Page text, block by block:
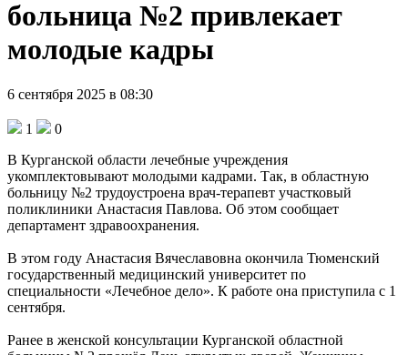
больница №2 привлекает
молодые кадры
6 сентября 2025 в 08:30
1
0
В Курганской области лечебные учреждения
укомплектовывают молодыми кадрами. Так, в областную
больницу №2 трудоустроена врач-терапевт участковый
поликлиники Анастасия Павлова. Об этом сообщает
департамент здравоохранения.
В этом году Анастасия Вячеславовна окончила Тюменский
государственный медицинский университет по
специальности «Лечебное дело». К работе она приступила с 1
сентября.
Ранее в женской консультации Курганской областной